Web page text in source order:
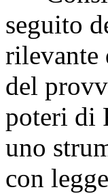
seguito
rilevante
del
poteri di
uno
con